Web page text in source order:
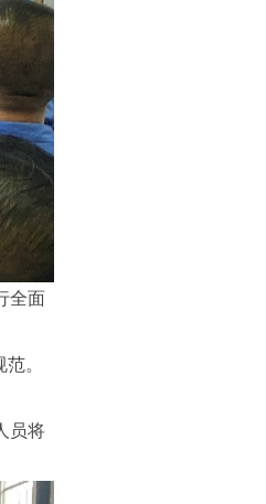
全面
。
员将